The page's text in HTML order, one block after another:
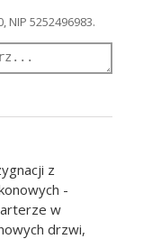
5252496983.
z
-
w
drzwi,